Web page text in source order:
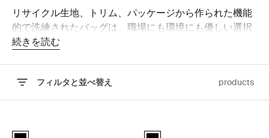
リサイクル生地、トリム、パッケージから作られた機能
的で洗練されたバッグは、職場にも環境にも優しい選択
肢です。
続きを読む
フィルタと並べ替え products
Case Logic Invigo backpack 16" 黒 (selected)Case Logic Invigo backpack 14"